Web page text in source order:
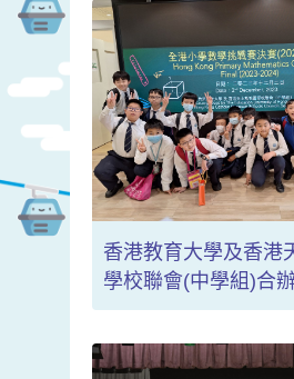
香港教育大學及香港
學校聯會(中學組)合
「全港小學數學挑戰
(2023-2024)